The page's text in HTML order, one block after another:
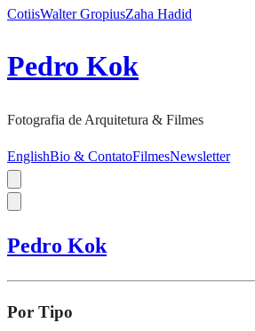
CotiisWalter GropiusZaha Hadid
Pedro Kok
Fotografia de Arquitetura & Filmes
EnglishBio & ContatoFilmesNewsletter
Pedro Kok
Por Tipo